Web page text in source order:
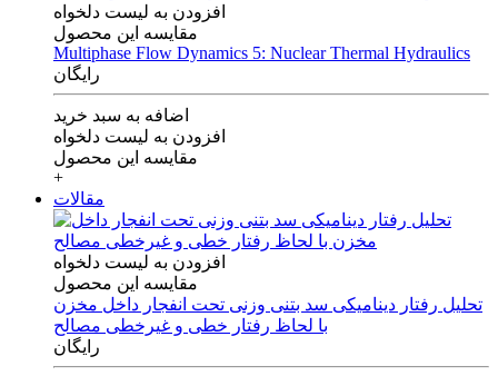
افزودن به لیست دلخواه
مقایسه این محصول
Multiphase Flow Dynamics 5: Nuclear Thermal Hydraulics
رایگان
اضافه به سبد خرید
افزودن به لیست دلخواه
مقایسه این محصول
+
مقالات
افزودن به لیست دلخواه
مقایسه این محصول
تحلیل رفتار دینامیکی سد بتنی وزنی تحت انفجار داخل مخزن
با لحاظ رفتار خطی و غیرخطی مصالح
رایگان